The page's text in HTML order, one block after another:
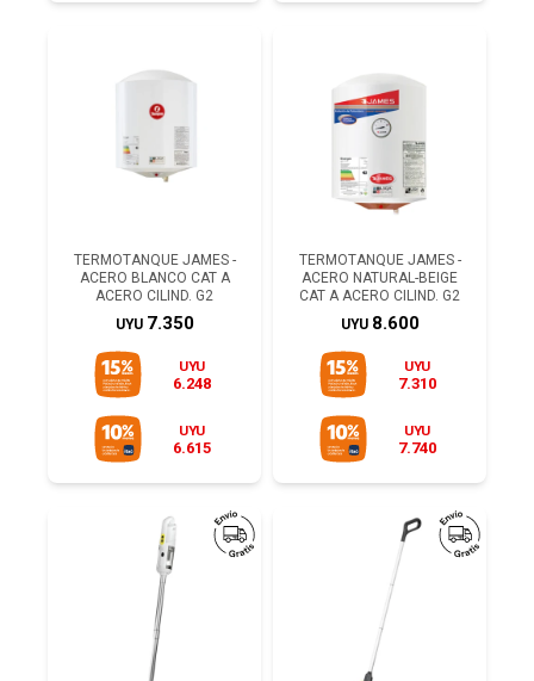
TERMOTANQUE JAMES -
ACERO BLANCO CAT A
ACERO CILIND. G2
UYU 7.350
UYU
6.248
UYU
6.615
TERMOTANQUE JAMES -
ACERO NATURAL-BEIGE
CAT A ACERO CILIND. G2
UYU 8.600
UYU
7.310
UYU
7.740